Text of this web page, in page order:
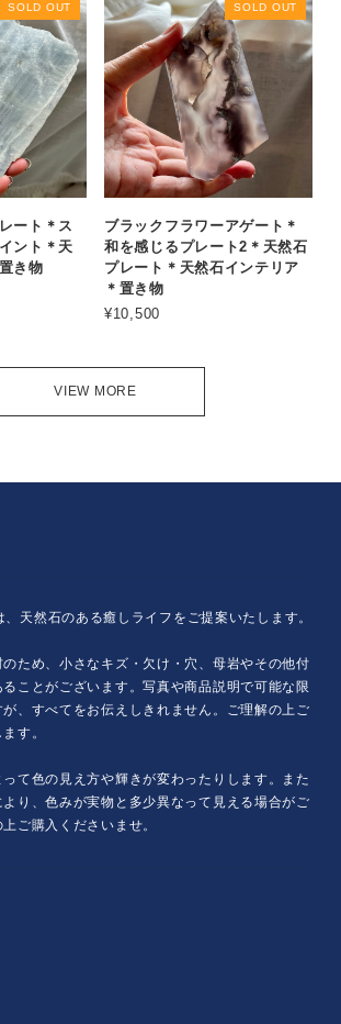
SOLD OUT
ート＊ス
ント＊天
き物
SOLD OUT
ブラックフラワーアゲート＊
和を感じるプレート2＊天然石
プレート＊天然石インテリア
＊置き物
¥10,500
VIEW MORE
天然石のある癒しライフをご提案いたします。
ため、小さなキズ・欠け・穴、母岩やその他付
ことがございます。写真や商品説明で可能な限
、すべてをお伝えしきれません。ご理解の上ご
す。
て色の見え方や輝きが変わったりします。また
り、色みが実物と多少異なって見える場合がご
ご購入くださいませ。